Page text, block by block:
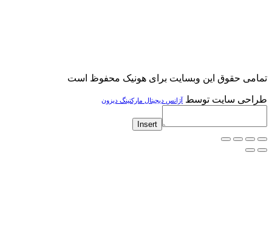
این وبسایت برای هونیک محفوظ است
توسطآژانس دیجیتال مارکتینگ دیزون
Insert